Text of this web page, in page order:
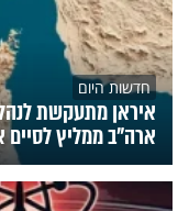
חדשות היום
איראן מתעקשת
ארה"ב ממליץ